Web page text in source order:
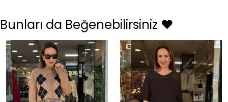
Bunları da Beğenebilirsiniz ❤️